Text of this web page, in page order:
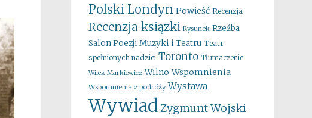
Polski Londyn Powieść Recenzja
Recenzja ksiązki Rysunek Rzeźba
Salon Poezji Muzyki i Teatru Teatr
spełnionych nadziei Toronto Tłumaczenie
Wilek Markiewicz Wilno Wspomnienia
Wspomnienia z podróży Wystawa
WywiadZygmunt Wojski